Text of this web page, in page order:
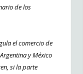
de los
el comercio de
y México
si la parte